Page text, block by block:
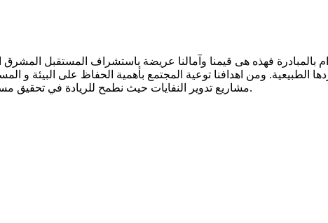
بالمبادرة فهذه هى قيمنا وآمالنا عريضة باستشراف المستقبل
ومن اهدافنا توعية المجتمع بأهمية الحفاظ على البيئة و
مشاريع تدوير النفايات حيث نطمح للريادة في تحقيق مستوى متقدم من الوعي البيئي بالمسؤولية المجتمعية بمكة المكرمة.